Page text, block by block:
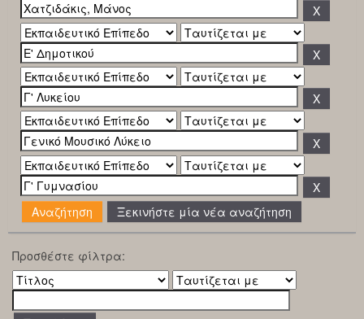
Ξεκινήστε μία νέα αναζήτηση
Προσθέστε φίλτρα: